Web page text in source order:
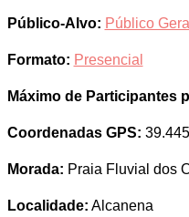
Público-Alvo: Público Geral
Formato: Presencial
Máximo de Participantes
Coordenadas GPS:
Morada: Praia Fluvial dos
Localidade: Alcanena